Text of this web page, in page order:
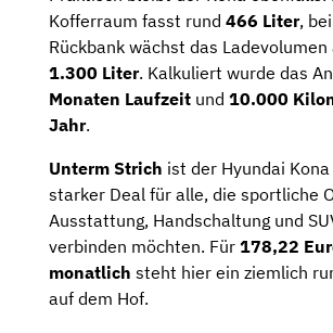
Kofferraum fasst rund 466 Liter,
Rückbank wächst das
1.300 Liter. Kalkuliert wurde das
Monaten Laufzeit und 10.000
Jahr.
Unterm Strich ist der Hyundai
starker Deal für alle, die sportliche
Ausstattung, Handschaltung und
verbinden möchten. Für 178,22
monatlich steht hier ein ziemlich
auf dem Hof.